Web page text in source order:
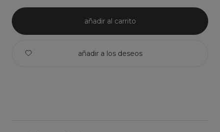
añadir al carrito